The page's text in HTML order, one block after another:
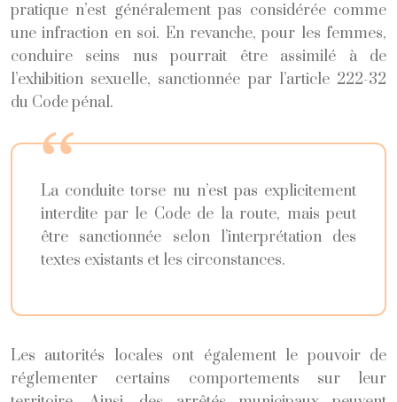
pratique n’est généralement pas considérée comme
une infraction en soi. En revanche, pour les femmes,
conduire seins nus pourrait être assimilé à de
l’exhibition sexuelle, sanctionnée par l’article 222-32
du Code pénal.
La conduite torse nu n’est pas explicitement
interdite par le Code de la route, mais peut
être sanctionnée selon l’interprétation des
textes existants et les circonstances.
Les autorités locales ont également le pouvoir de
réglementer certains comportements sur leur